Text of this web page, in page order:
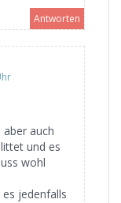
Antworten
auch
und es
wohl
jedenfalls